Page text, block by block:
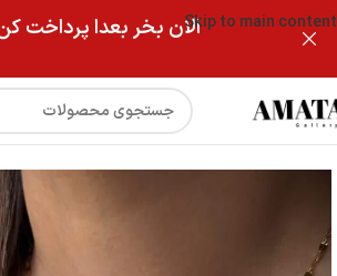
Skip to main contentالان بخر بعدا پرداخت
فروشگاه گردنبند طرح نماد روانشناس